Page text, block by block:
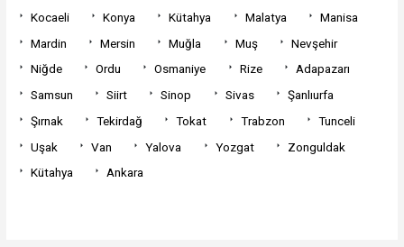
Kocaeli
Konya Kütahya Malatya
Manisa
Mardin
Mersin Muğla Muş
Nevşehir
Niğde
Ordu Osmaniye Rize
Adapazarı
Samsun
Siirt Sinop Sivas
Şanlıurfa
Şırnak
Tekirdağ Tokat Trabzon
Tunceli
Uşak
Van Yalova Yozgat
Zonguldak
Kütahya
Ankara